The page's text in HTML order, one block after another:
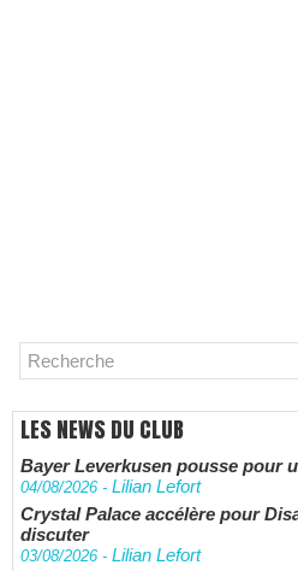
LES NEWS DU CLUB
Bayer Leverkusen pousse pour
04/08/2026 - Lilian Lefort
Crystal Palace accélère pour
discuter
03/08/2026 - Lilian Lefort